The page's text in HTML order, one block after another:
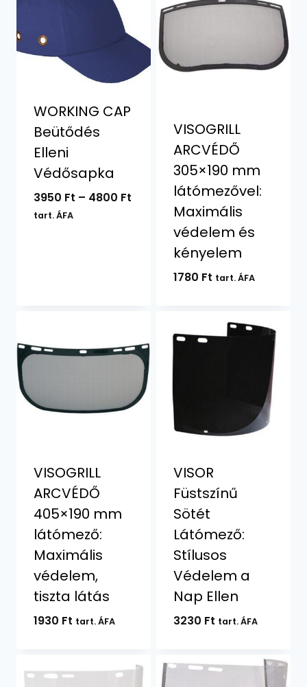
WORKING CAP
Beütődés
Elleni
Védősapka
3950 Ft – 4800 FtÁrtartomány:
tart. ÁFA
VISOGRILL
ARCVÉDŐ
305×190 mm
látómezővel:
Maximális
védelem és
kényelem
1780 Ft tart. ÁFA
VISOGRILL
ARCVÉDŐ
405×190 mm
látómező:
Maximális
védelem,
tiszta látás
1930 Ft tart. ÁFA
VISOR
Füstszínű
Sötét
Látómező:
Stílusos
Védelem a
Nap Ellen
3230 Ft tart. ÁFA